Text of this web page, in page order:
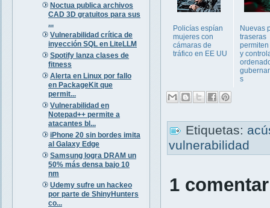
Noctua publica archivos
CAD 3D gratuitos para sus
...
Vulnerabilidad crítica de
inyección SQL en LiteLLM
Spotify lanza clases de
fitness
Alerta en Linux por fallo
en PackageKit que
permit...
Vulnerabilidad en
Notepad++ permite a
atacantes bl...
iPhone 20 sin bordes imita
al Galaxy Edge
Samsung logra DRAM un
50% más densa bajo 10
nm
Udemy sufre un hackeo
por parte de ShinyHunters
co...
Policías espían
mujeres con
cámaras de
tráfico en EE UU
Nuevas
traseras
y
s
Etiquetas:
vulnerabilidad
1